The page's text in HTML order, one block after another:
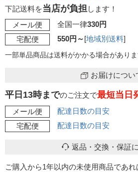
下記送料を当店が負担 します！
メール便
全国一律330円
宅配便
550円～[地域別送料]
一部単品商品は送料がかかる場合がありま
お届けについ
平日13時までのご注文で最短当日
メール便
配達日数の目安
宅配便
配達日数の目安
返品・交換・保証
ご購入から1年以内の未使用商品であれ